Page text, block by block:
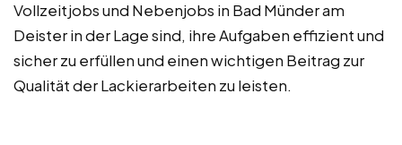
Vollzeitjobs und Nebenjobs in Bad Münder am
Deister in der Lage sind, ihre Aufgaben effizient und
sicher zu erfüllen und einen wichtigen Beitrag zur
Qualität der Lackierarbeiten zu leisten.